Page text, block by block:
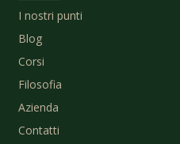
I nostri punti
Blog
Corsi
Filosofia
Azienda
Contatti